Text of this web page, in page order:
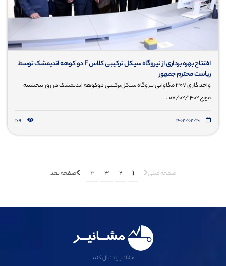
افتتاح بهره برداری از نیروگاه سیکل ترکیبی کلاس F دو کوهه اندیمشک توسط
ریاست محترم جمهور
واحد گازی ۳۰۷ مگاواتی نیروگاه سیکل‌ترکیبی دوکوهه اندیمشک در روز پنجشنبه
مورخ 07/02/1402...
۱۴۰۲/۰۲/۱۹ 169
صفحه قبلی 1
2
3
4 صفحه بعد
مشانیر را دنبال کنید